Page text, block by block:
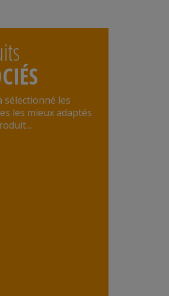
sélectionné les
les mieux adaptés